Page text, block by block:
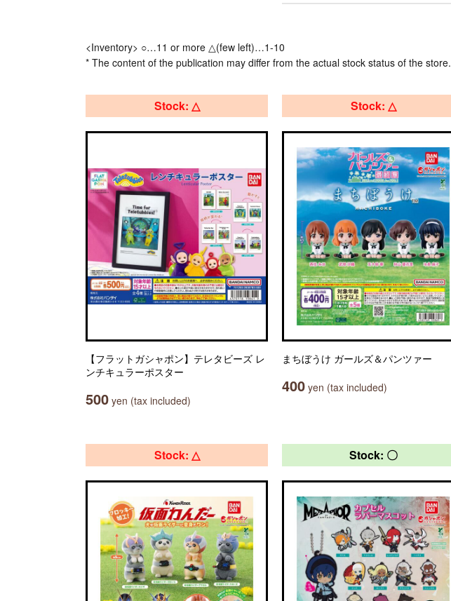
<Inventory> ○…11 or more △(few left)…1-10
* The content of the publication may differ from the actual stock status of the store.
Stock: △
【フラットガシャポン】テレタビーズ レ
ンチキュラーポスター
500 yen (tax included)
Stock: △
まちぼうけ ガールズ＆パンツァー
400 yen (tax included)
Stock: △ Stock: 〇